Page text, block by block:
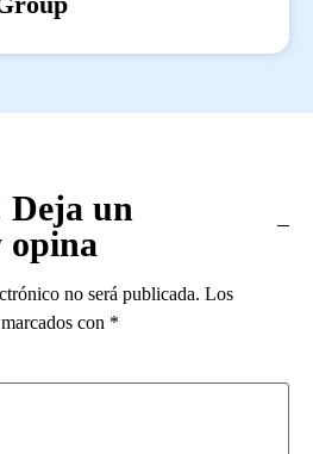
Deja un
opina
no será publicada. Los
con *